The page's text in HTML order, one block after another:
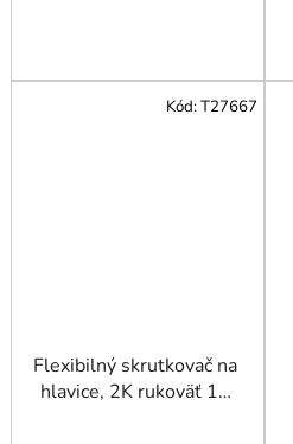
Flexibilný skrutkovač na
hlavice, 2K rukoväť 10
Kód:T27667